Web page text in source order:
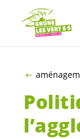
ALLER AU